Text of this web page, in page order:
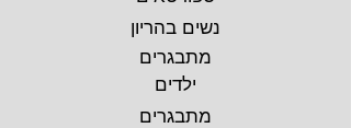
ילדים
מתבגרים
מתבגרים
נשים בהריון